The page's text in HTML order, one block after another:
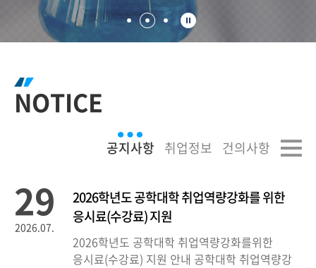
NOTICE
29
2026.07.
2026학년도 공학대학 취업역량강화를 위한
응시료(수강료) 지원
2026학년도 공학대학 취업역량강화를위한
응시료(수강료) 지원 안내 공학대학 취업역량강